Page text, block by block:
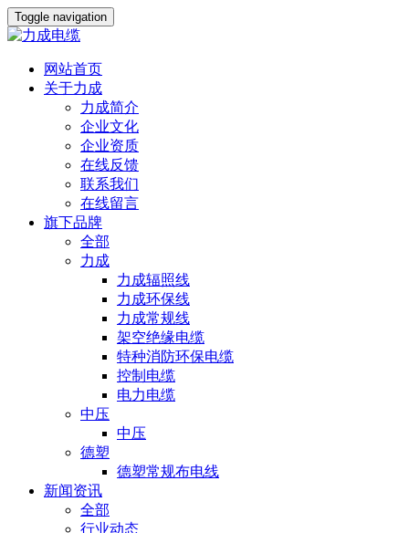
Toggle navigation
网站首页
关于力成
力成简介
企业文化
企业资质
在线反馈
联系我们
在线留言
旗下品牌
全部
力成
力成辐照线
力成环保线
力成常规线
架空绝缘电缆
特种消防环保电缆
控制电缆
电力电缆
中压
中压
德塑
德塑常规布电线
新闻资讯
全部
行业动态